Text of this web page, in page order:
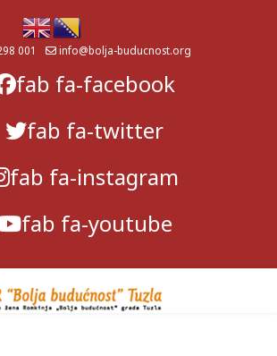
001 info@bolja-buducnost.org
fab fa-facebook
fab fa-twitter
fab fa-instagram
fab fa-youtube